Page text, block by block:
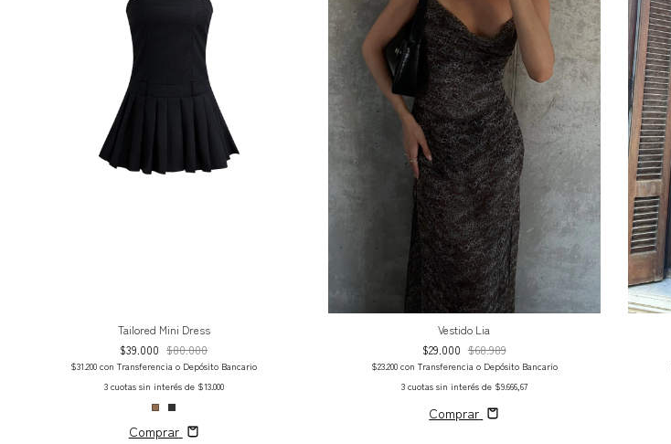
Tailored Mini Dress
$39.000 $80.000
$31.200con Transferencia o Depósito Bancario
3 cuotas sin interés de $13.000
Comprar
Vestido Lia
$29.000 $68.989
$23.200 con Transferencia o Depósito Bancario
3 cuotas sin interés de $9.666,67
Comprar